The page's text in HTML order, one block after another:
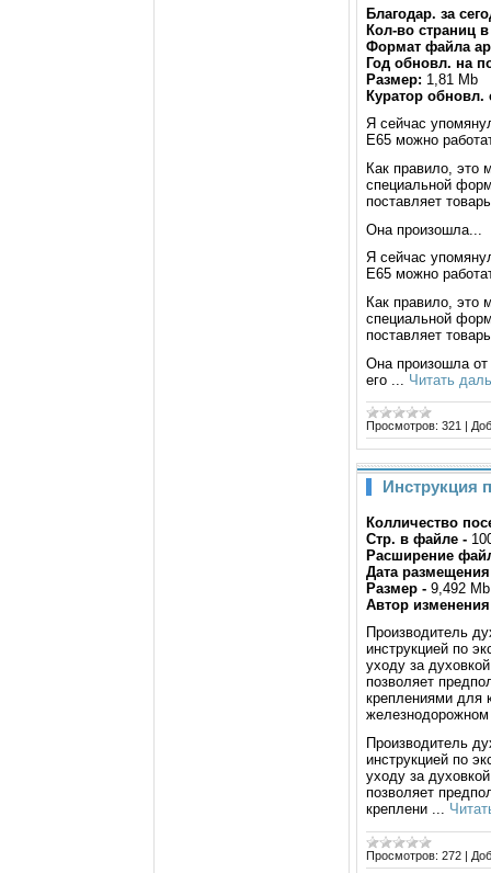
Благодар. за
Кол-во страниц
Формат файла
Год обновл. на
Размер: 1,81 Mb
Куратор обновл.
Я сейчас
E65 можно
Как правило, это
специальной
поставляет
Она произошла...
Я сейчас
E65 можно
Как правило, это
специальной
поставляет
Она произошла
его
Читать
Просмотров: 321
Инструкция
Колличество
Стр. в файле -
Расширение
Дата
Размер - 9,492 Mb
Автор
Производитель
инструкцией по
уходу за
позволяет
креплениями для
Производитель
инструкцией по
уходу за
позволяет
креплени
Просмотров: 272 |